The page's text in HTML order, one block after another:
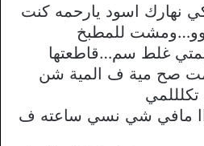
نهارك اسود يارحمه كنت
للمطبخ
غلط سم…قاطعتها
صح مية ف المية شن
مافي شي نسي ساعته ف